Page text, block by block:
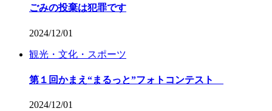
ごみの投棄は犯罪です
2024/12/01
観光・文化・スポーツ
第１回かまえ“まるっと”フォトコンテスト
2024/12/01